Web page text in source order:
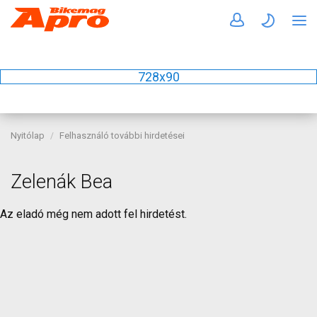
728x90
Nyitólap Felhasználó további hirdetései
Zelenák Bea
Az eladó még nem adott fel hirdetést.